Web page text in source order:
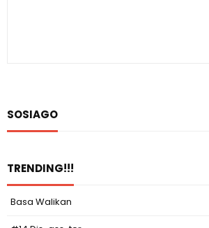
SOSIAGO
TRENDING!!!
Basa Walikan